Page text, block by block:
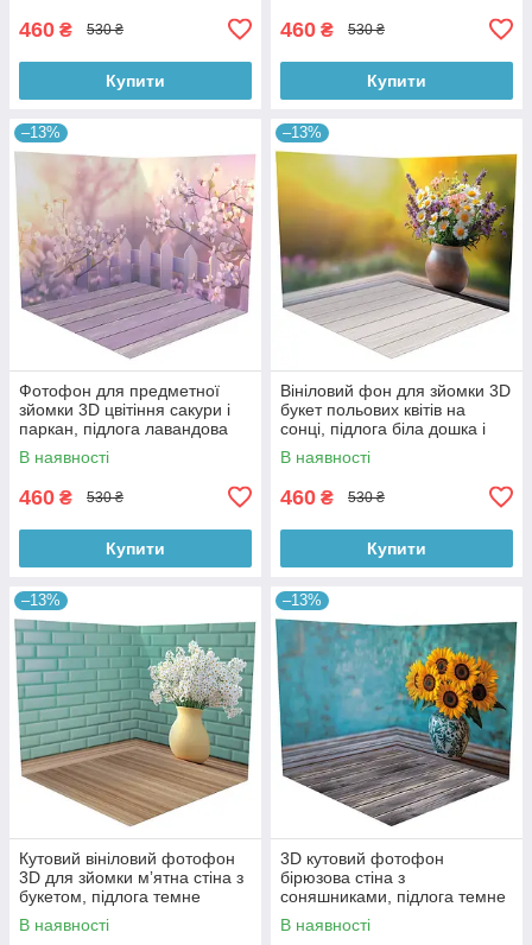
460 ₴ 530 ₴
Купити
460 ₴ 530 ₴
Купити
–13%
Фотофон для предметної
зйомки 3D цвітіння сакури і
паркан, підлога лавандова
дошка і дерево, 50×50 см,
№58616
В наявності
460 ₴ 530 ₴
Купити
–13%
Вініловий фон для зйомки 3D
букет польових квітів на
сонці, підлога біла дошка і
тепле дерево, 50×50 см,
№58617
В наявності
460 ₴ 530 ₴
Купити
–13%
Кутовий вініловий фотофон
3D для зйомки мʼятна стіна з
букетом, підлога темне
дерево, 50×50 см, №58620
В наявності
–13%
3D кутовий фотофон
бірюзова стіна з
соняшниками, підлога темне
дерево і блакитні дошки,
50×50 см, №58628
В наявності